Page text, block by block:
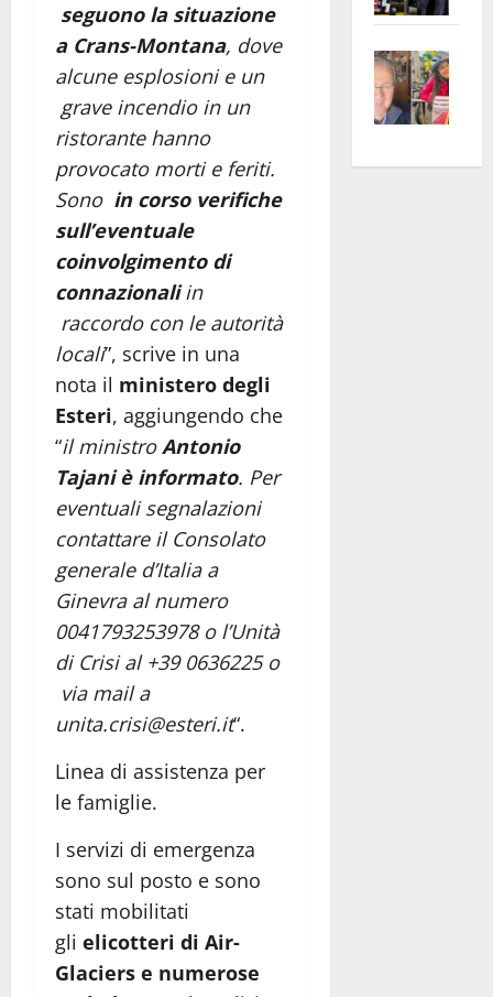
seguono la situazione
a Crans-Montana, dove
alcune esplosioni e un
grave incendio in un
ristorante hanno
provocato morti e feriti.
Sono in corso verifiche
sull’eventuale
coinvolgimento di
connazionaliin
raccordo con le autorità
locali”, scrive in una
nota il ministero degli
Esteri, aggiungendo che
“il ministroAntonio
Tajani è informato. Per
eventuali segnalazioni
contattare il Consolato
generale d’Italia a
Ginevra al numero
0041793253978 o l’Unità
di Crisi al +39 0636225 o
via mail a
unita.crisi@esteri.it“.
Linea di assistenza per
le famiglie.
I servizi di emergenza
sono sul posto e sono
stati mobilitati
gli elicotteri di Air-
Glaciers e numerose
euro
apre